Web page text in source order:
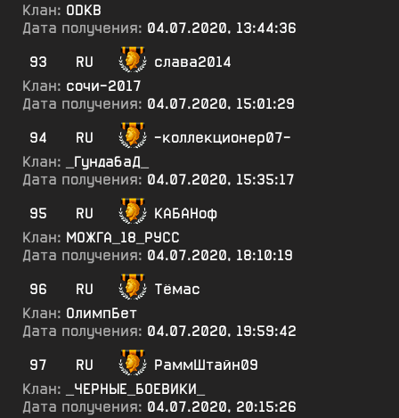
Клан: ODKB
Дата получения: 04.07.2020, 13:44:36
93
RU
слава2014
Клан: сочи-2017
Дата получения: 04.07.2020, 15:01:29
94
RU
-коллекционер07-
Клан:
_ГундабаД_
Дата получения: 04.07.2020, 15:35:17
95
RU
КАБАНоф
Клан: МОЖГА_18_РУСС
Дата получения: 04.07.2020, 18:10:19
96
RU
Тёмас
Клан: ОлимпБет
Дата получения: 04.07.2020, 19:59:42
97
RU
РаммШтайн09
Клан:
_ЧЕРНЫЕ_БОЕВИКИ_
Дата получения: 04.07.2020, 20:15:26